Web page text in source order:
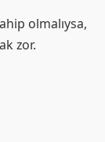
olmalıysa,
zor.